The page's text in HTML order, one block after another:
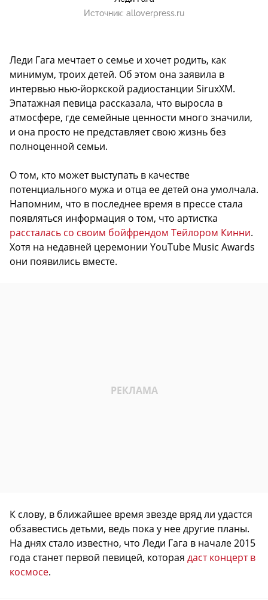
Источник: alloverpress.ru
Леди Гага мечтает о семье и хочет родить, как
минимум, троих детей. Об этом она заявила в
интервью нью-йоркской радиостанции SiruxXM.
Эпатажная певица рассказала, что выросла в
атмосфере, где семейные ценности много значили,
и она просто не представляет свою жизнь без
полноценной семьи.
О том, кто может выступать в качестве
потенциального мужа и отца ее детей она умолчала.
Напомним, что в последнее время в прессе стала
появляться информация о том, что артистка
рассталась со своим бойфрендом Тейлором Кинни.
Хотя на недавней церемонии YouTube Music Awards
они появились вместе.
К слову, в ближайшее время звезде вряд ли удастся
обзавестись детьми, ведь пока у нее другие планы.
На днях стало известно, что Леди Гага в начале 2015
года станет первой певицей, которая даст концерт в
космосе.